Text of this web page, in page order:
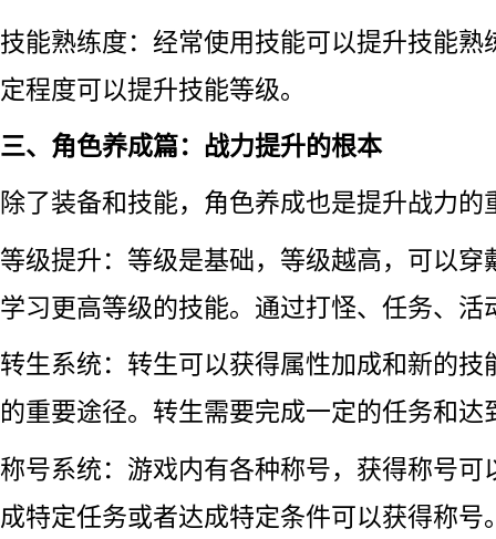
技能熟练度：经常使用技能可以提升技能熟
定程度可以提升技能等级。
三、角色养成篇：战力提升的根本
除了装备和技能，角色养成也是提升战力的
等级提升：等级是基础，等级越高，可以穿
学习更高等级的技能。通过打怪、任务、活
转生系统：转生可以获得属性加成和新的技
的重要途径。转生需要完成一定的任务和达
称号系统：游戏内有各种称号，获得称号可
成特定任务或者达成特定条件可以获得称号